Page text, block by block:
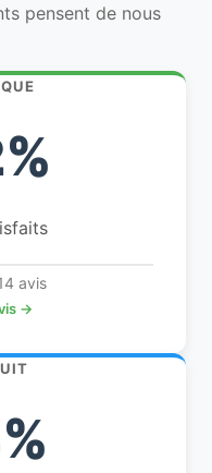
pensent de nous
avis
→